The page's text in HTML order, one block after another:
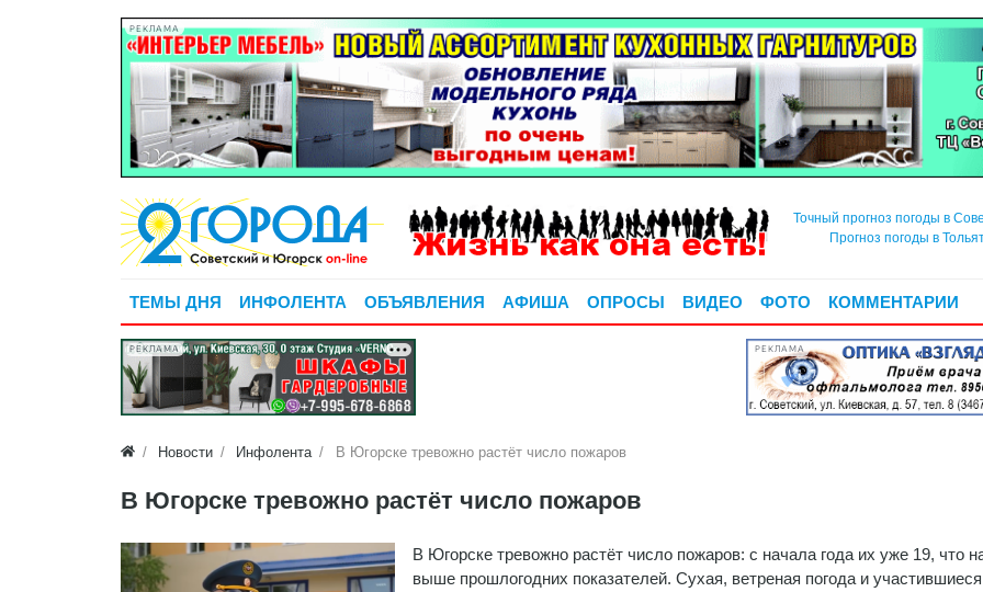
РЕКЛАМА
Точный прогноз погоды в
Прогноз погоды в
ТЕМЫ ДНЯ ИНФОЛЕНТА ОБЪЯВЛЕНИЯ АФИША ОПРОСЫ ВИДЕО ФОТО КОММЕНТАРИИ
РЕКЛАМА РЕКЛАМА
Новости Инфолента В Югорске тревожно растёт число пожаров
В Югорске тревожно растёт число пожаров
В Югорске тревожно растёт число пожаров: с начала года их уже 19, что
выше прошлогодних показателей. Сухая, ветреная погода и